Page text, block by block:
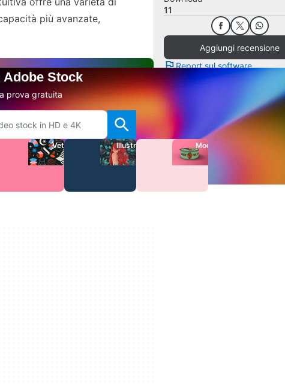
più avanzate,
Stock
prova gratuita
Vettori Illustrazioni Modelli
11
Aggiungi recensione
Report sul software